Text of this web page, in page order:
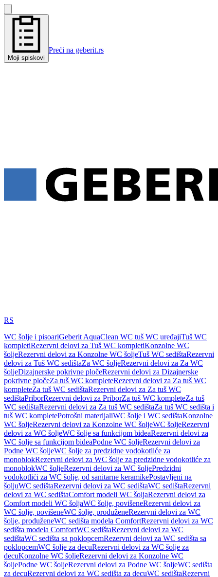
Moji spiskovi
Preći na geberit.rs
RS
WC šolje i pisoariGeberit AquaClean WC tuš WC uređajiTuš WC
kompletiRezervni delovi za Tuš WC kompletiKonzolne WC
šoljeRezervni delovi za Konzolne WC šoljeTuš WC sedištaRezervni
delovi za Tuš WC sedištaZa WC šoljeRezervni delovi za Za WC
šoljeDizajnerske pokrivne pločeRezervni delovi za Dizajnerske
pokrivne pločeZa tuš WC kompleteRezervni delovi za Za tuš WC
kompleteZa tuš WC sedištaRezervni delovi za Za tuš WC
sedištaPriborRezervni delovi za PriborZa tuš WC kompleteZa tuš
WC sedištaRezervni delovi za Za tuš WC sedištaZa tuš WC sedišta i
tuš WC kompletePotrošni materijaliWC šolje i WC sedištaKonzolne
WC šoljeRezervni delovi za Konzolne WC šoljeWC šoljeRezervni
delovi za WC šoljeWC šolje sa funkcijom bideaRezervni delovi za
WC šolje sa funkcijom bideaPodne WC šoljeRezervni delovi za
Podne WC šoljeWC šolje za predzidne vodokotliće za
monoblokRezervni delovi za WC šolje za predzidne vodokotliće za
monoblokWC šoljeRezervni delovi za WC šoljePredzidni
vodokotlići za WC šolje, od sanitarne keramikePostavljeni na
šoljuWC sedištaRezervni delovi za WC sedištaWC sedištaRezervni
delovi za WC sedištaComfort modeli WC šoljaRezervni delovi za
Comfort modeli WC šoljaWC šolje, povišeneRezervni delovi za
WC šolje, povišeneWC šolje, produženeRezervni delovi za WC
šolje, produženeWC sedišta modela ComfortRezervni delovi za WC
sedišta modela ComfortWC sedištaRezervni delovi za WC
sedištaWC sedišta sa poklopcemRezervni delovi za WC sedišta sa
poklopcemWC šolje za decuRezervni delovi za WC šolje za
decuKonzolne WC šoljeRezervni delovi za Konzolne WC
šoljePodne WC šoljeRezervni delovi za Podne WC šoljeWC sedišta
za decuRezervni delovi za WC sedišta za decuWC sedištaRezervni